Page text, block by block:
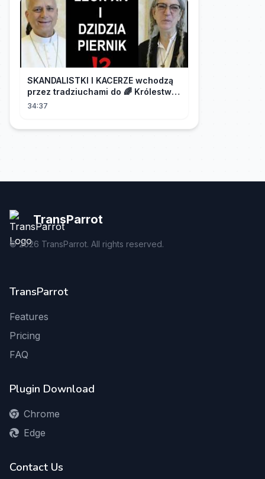
SKANDALISTKI I KACERZE wchodzą
przez tradziuchami do 🌈 Królestwa
Synodalnego❗❗❗
34:37
TransParrot
©2026 TransParrot. All rights reserved.
TransParrot
Features
Pricing
FAQ
Plugin Download
Chrome
Edge
Contact Us